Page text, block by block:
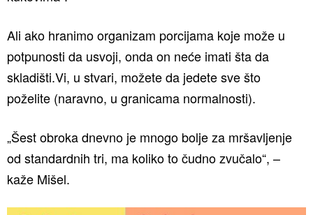
Ali ako hranimo organizam porcijama koje može u
potpunosti da usvoji, onda on neće imati šta da
skladišti.Vi, u stvari, možete da jedete sve što
poželite (naravno, u granicama normalnosti).
„Šest obroka dnevno je mnogo bolje za mršavljenje
od standardnih tri, ma koliko to čudno zvučalo“, –
kaže Mišel.